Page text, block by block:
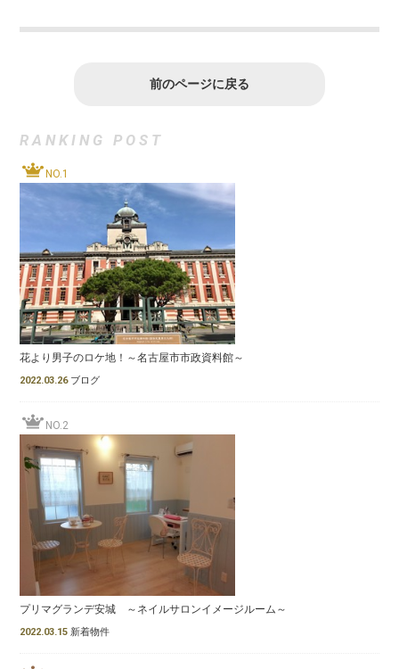
前のページに戻る
RANKING POST
NO.1
花より男子のロケ地！～名古屋市市政資料館～
2022.03.26 ブログ
NO.2
プリマグランデ安城 ～ネイルサロンイメージルーム～
2022.03.15 新着物件